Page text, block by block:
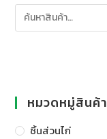
หมวดหมู่สินค้า
ชิ้นส่วนไก่